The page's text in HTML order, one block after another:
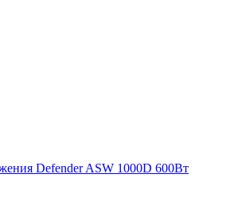
Defender ASW 1000D 600Вт